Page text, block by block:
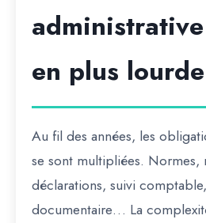
en plus lourde
Au fil des années, les
se sont multipliées. Normes,
déclarations, suivi
documentaire… La